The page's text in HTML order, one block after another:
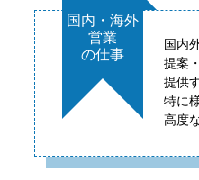
国内・海外
営業
の仕事
国内
提案
提供
特に
高度